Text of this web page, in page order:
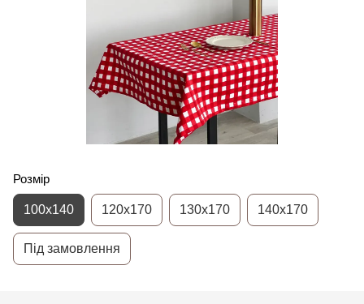
Розмір
100х140 120х170 130х170 140х170
Під замовлення